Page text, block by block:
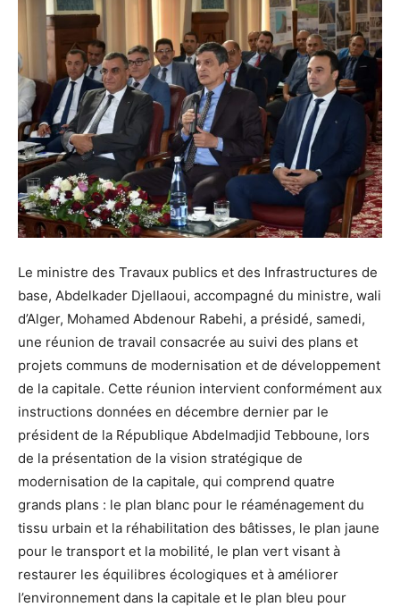
Le ministre des Travaux publics et des Infrastructures de
base, Abdelkader Djellaoui, accompagné du ministre, wali
d’Alger, Mohamed Abdenour Rabehi, a présidé, samedi,
une réunion de travail consacrée au suivi des plans et
projets communs de modernisation et de développement
de la capitale. Cette réunion intervient conformément aux
instructions données en décembre dernier par le
président de la République Abdelmadjid Tebboune, lors
de la présentation de la vision stratégique de
modernisation de la capitale, qui comprend quatre
grands plans : le plan blanc pour le réaménagement du
tissu urbain et la réhabilitation des bâtisses, le plan jaune
pour le transport et la mobilité, le plan vert visant à
restaurer les équilibres écologiques et à améliorer
l’environnement dans la capitale et le plan bleu pour